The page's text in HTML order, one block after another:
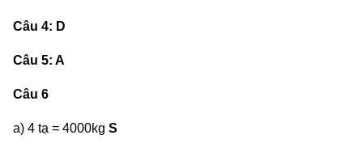
Câu 4: D
Câu 5: A
Câu 6
a) 4 tạ = 4000kg S